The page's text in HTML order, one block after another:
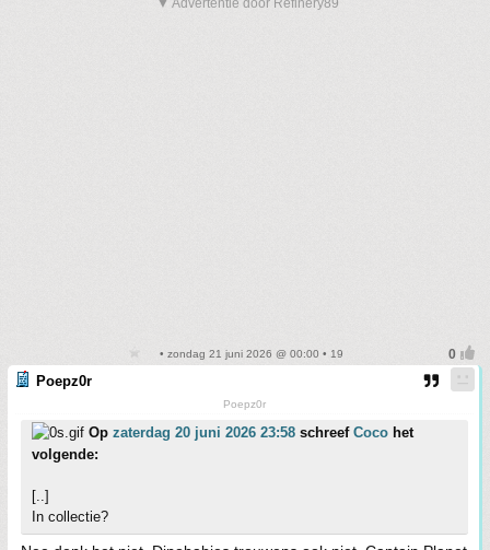
• zondag 21 juni 2026 @ 00:00 • 19
Poepz0r
Poepz0r
Op zaterdag 20 juni 2026 23:58 schreef Coco het
volgende:
[..]
In collectie?